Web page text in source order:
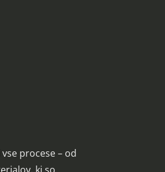
procese – od